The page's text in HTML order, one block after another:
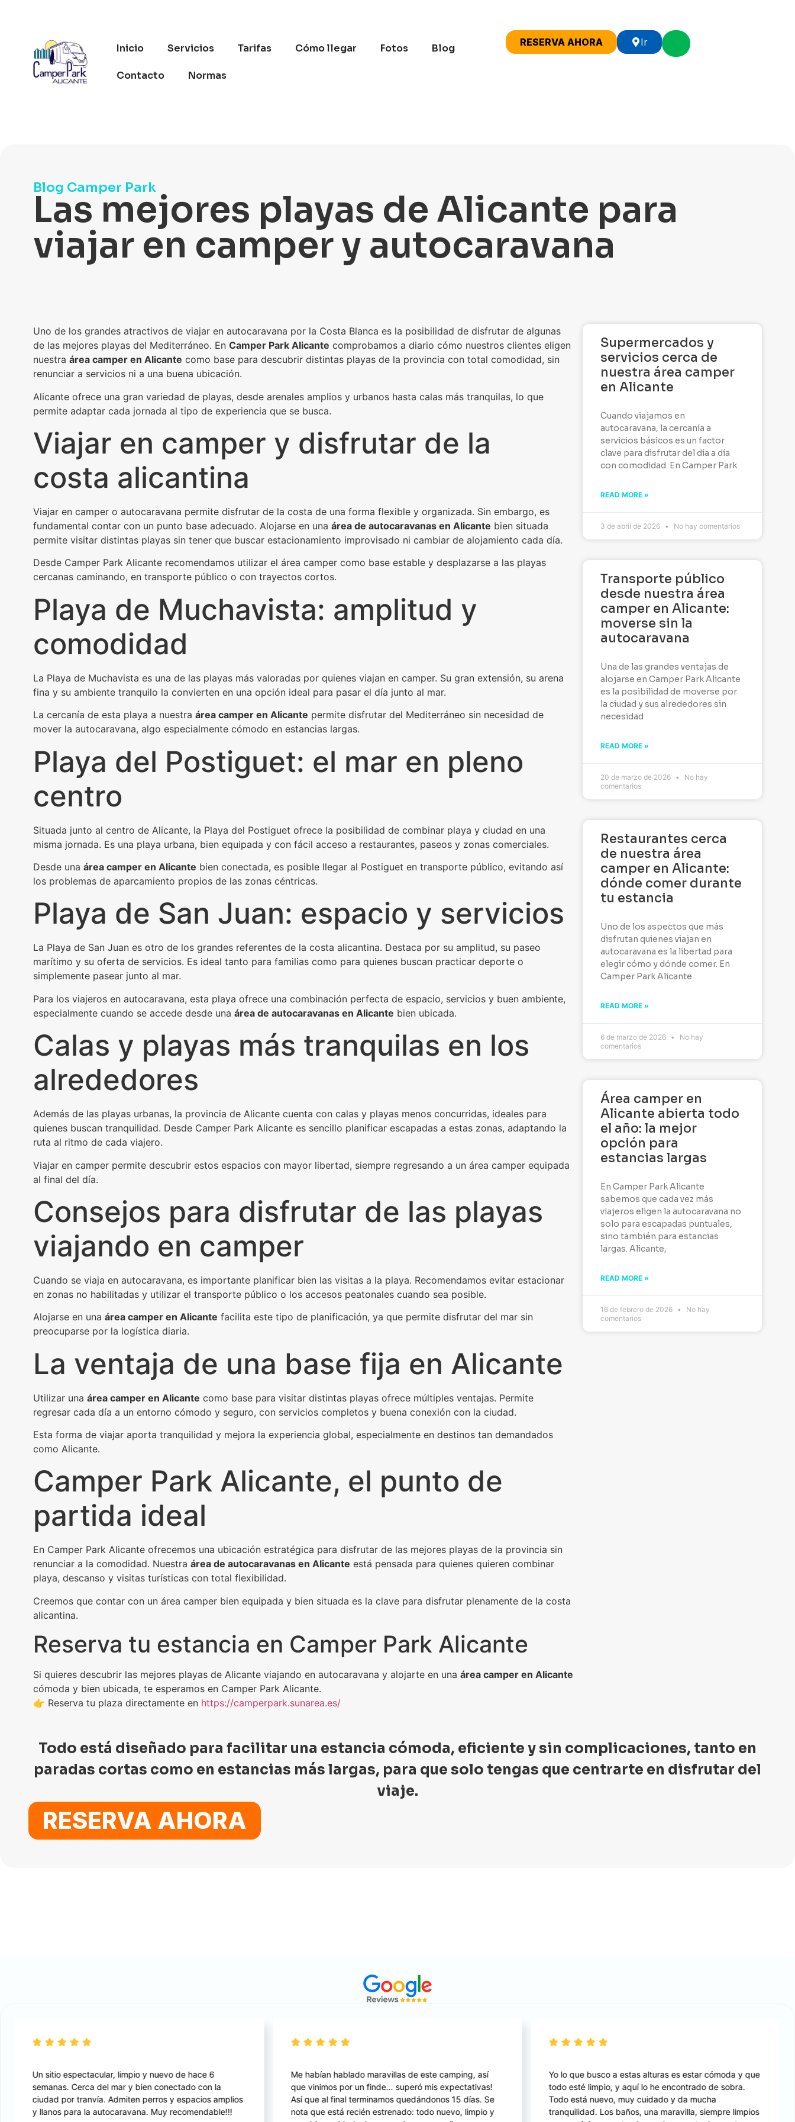
Inicio Servicios Tarifas Cómo llegar Fotos Blog
Contacto Normas
RESERVA AHORA Ir
Blog Camper Park
Las mejores playas de Alicante para
viajar en camper y autocaravana
Uno de los grandes atractivos de viajar en autocaravana por la Costa Blanca es la posibilidad de disfrutar de algunas
de las mejores playas del Mediterráneo. En Camper Park Alicante comprobamos a diario cómo nuestros clientes eligen
nuestra área camper en Alicante como base para descubrir distintas playas de la provincia con total comodidad, sin
renunciar a servicios ni a una buena ubicación.
Alicante ofrece una gran variedad de playas, desde arenales amplios y urbanos hasta calas más tranquilas, lo que
permite adaptar cada jornada al tipo de experiencia que se busca.
Viajar en camper y disfrutar de la
costa alicantina
Viajar en camper o autocaravana permite disfrutar de la costa de una forma flexible y organizada. Sin embargo, es
fundamental contar con un punto base adecuado. Alojarse en una área de autocaravanas en Alicante bien situada
permite visitar distintas playas sin tener que buscar estacionamiento improvisado ni cambiar de alojamiento cada día.
Desde Camper Park Alicante recomendamos utilizar el área camper como base estable y desplazarse a las playas
cercanas caminando, en transporte público o con trayectos cortos.
Playa de Muchavista: amplitud y
comodidad
La Playa de Muchavista es una de las playas más valoradas por quienes viajan en camper. Su gran extensión, su arena
fina y su ambiente tranquilo la convierten en una opción ideal para pasar el día junto al mar.
La cercanía de esta playa a nuestra área camper en Alicante permite disfrutar del Mediterráneo sin necesidad de
mover la autocaravana, algo especialmente cómodo en estancias largas.
Playa del Postiguet: el mar en pleno
centro
Situada junto al centro de Alicante, la Playa del Postiguet ofrece la posibilidad de combinar playa y ciudad en una
misma jornada. Es una playa urbana, bien equipada y con fácil acceso a restaurantes, paseos y zonas comerciales.
Desde una área camper en Alicante bien conectada, es posible llegar al Postiguet en transporte público, evitando así
los problemas de aparcamiento propios de las zonas céntricas.
Playa de San Juan: espacio y servicios
La Playa de San Juan es otro de los grandes referentes de la costa alicantina. Destaca por su amplitud, su paseo
marítimo y su oferta de servicios. Es ideal tanto para familias como para quienes buscan practicar deporte o
simplemente pasear junto al mar.
Para los viajeros en autocaravana, esta playa ofrece una combinación perfecta de espacio, servicios y buen ambiente,
especialmente cuando se accede desde una área de autocaravanas en Alicante bien ubicada.
Calas y playas más tranquilas en los
alrededores
Además de las playas urbanas, la provincia de Alicante cuenta con calas y playas menos concurridas, ideales para
quienes buscan tranquilidad. Desde Camper Park Alicante es sencillo planificar escapadas a estas zonas, adaptando la
ruta al ritmo de cada viajero.
Viajar en camper permite descubrir estos espacios con mayor libertad, siempre regresando a un área camper equipada
al final del día.
Consejos para disfrutar de las playas
viajando en camper
Cuando se viaja en autocaravana, es importante planificar bien las visitas a la playa. Recomendamos evitar estacionar
en zonas no habilitadas y utilizar el transporte público o los accesos peatonales cuando sea posible.
Alojarse en una área camper en Alicante facilita este tipo de planificación, ya que permite disfrutar del mar sin
preocuparse por la logística diaria.
La ventaja de una base fija en Alicante
Utilizar una área camper en Alicante como base para visitar distintas playas ofrece múltiples ventajas. Permite
regresar cada día a un entorno cómodo y seguro, con servicios completos y buena conexión con la ciudad.
Esta forma de viajar aporta tranquilidad y mejora la experiencia global, especialmente en destinos tan demandados
como Alicante.
Camper Park Alicante, el punto de
partida ideal
En Camper Park Alicante ofrecemos una ubicación estratégica para disfrutar de las mejores playas de la provincia sin
renunciar a la comodidad. Nuestra área de autocaravanas en Alicante está pensada para quienes quieren combinar
playa, descanso y visitas turísticas con total flexibilidad.
Creemos que contar con un área camper bien equipada y bien situada es la clave para disfrutar plenamente de la costa
alicantina.
Reserva tu estancia en Camper Park Alicante
Si quieres descubrir las mejores playas de Alicante viajando en autocaravana y alojarte en una área camper en Alicante
cómoda y bien ubicada, te esperamos en Camper Park Alicante.
👉 Reserva tu plaza directamente en https://camperpark.sunarea.es/
Supermercados y
servicios cerca de
nuestra área camper
en Alicante
Cuando viajamos en
autocaravana, la cercanía a
servicios básicos es un factor
clave para disfrutar del día a día
con comodidad. En Camper Park
READ MORE »
3 de abril de 2026 No hay comentarios
Transporte público
desde nuestra área
camper en Alicante:
moverse sin la
autocaravana
Una de las grandes ventajas de
alojarse en Camper Park Alicante
es la posibilidad de moverse por
la ciudad y sus alrededores sin
necesidad
READ MORE »
20 de marzo de 2026
No hay
comentarios
Restaurantes cerca
de nuestra área
camper en Alicante:
dónde comer durante
tu estancia
Uno de los aspectos que más
disfrutan quienes viajan en
autocaravana es la libertad para
elegir cómo y dónde comer. En
Camper Park Alicante
READ MORE »
6 de marzo de 2026
No hay
comentarios
Área camper en
Alicante abierta todo
el año: la mejor
opción para
estancias largas
En Camper Park Alicante
sabemos que cada vez más
viajeros eligen la autocaravana no
solo para escapadas puntuales,
sino también para estancias
largas. Alicante,
READ MORE »
16 de febrero de 2026
No hay
comentarios
Todo está diseñado para facilitar una estancia cómoda, eficiente y sin complicaciones, tanto en
paradas cortas como en estancias más largas, para que solo tengas que centrarte en disfrutar del
viaje.
RESERVA AHORA
Un sitio espectacular, limpio y nuevo de hace 6
semanas. Cerca del mar y bien conectado con la
ciudad por tranvía. Admiten perros y espacios amplios
y llanos para la autocaravana. Muy recomendable!!!
Me habían hablado maravillas de este camping, así
que vinimos por un finde… superó mis expectativas!
Así que al final terminamos quedándonos 15 días. Se
nota que está recién estrenado: todo nuevo, limpio y
Yo lo que busco a estas alturas es estar cómoda y que
todo esté limpio, y aquí lo he encontrado de sobra.
Todo está nuevo, muy cuidado y da mucha
tranquilidad. Los baños, una maravilla, siempre limpios